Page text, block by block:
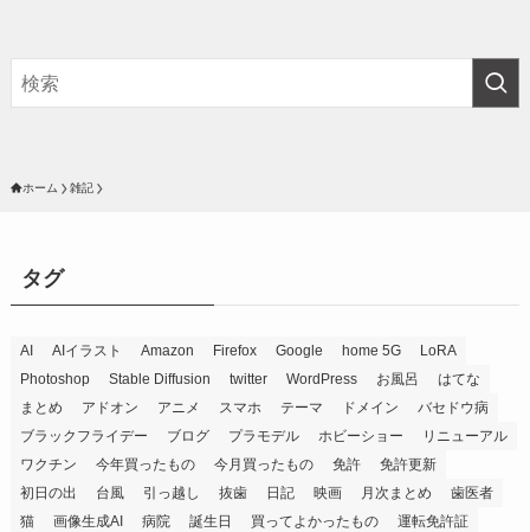
ホーム 雑記
タグ
AI AIイラスト Amazon Firefox Google home 5G
LoRA
Photoshop
Stable Diffusion twitter WordPress お風呂
はてな
まとめ
アドオン アニメ スマホ テーマ ドメイン
バセドウ病
ブラックフライデー
ブログ プラモデル ホビーショー
リニューアル
ワクチン
今年買ったもの 今月買ったもの 免許
免許更新
初日の出
台風 引っ越し 抜歯 日記 映画 月次まとめ
歯医者
猫
画像生成AI 病院 誕生日 買ってよかったもの
運転免許証